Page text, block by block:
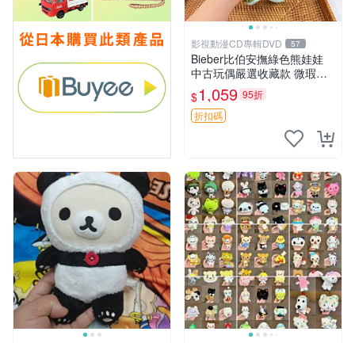
影視動漫CD專輯DVD 57
Bieber比伯安撫綠色熊娃娃
中古玩偶嚴選收藏款 微瑕輕
度使用 Bieber綠熊娃娃 中古
玩偶 微瑕
$1,059 95折
折扣碼